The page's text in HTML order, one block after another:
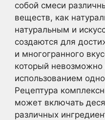
собой смеси
веществ, как
натуральным и
создаются для
и многогранного
который невозможно
использованием
Рецептура
может включать
различных